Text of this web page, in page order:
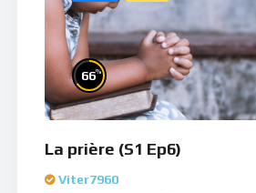
66%
La prière (S1 Ep6)
Viter7960